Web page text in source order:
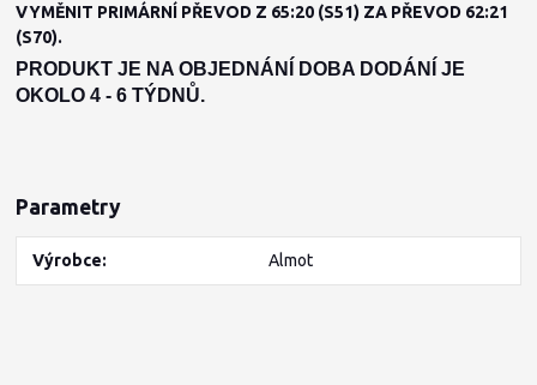
VYMĚNIT PRIMÁRNÍ PŘEVOD Z 65:20 (S51) ZA PŘEVOD 62:21
(S70).
PRODUKT JE NA OBJEDNÁNÍ DOBA DODÁNÍ JE
OKOLO 4 - 6 TÝDNŮ.
Parametry
Výrobce Almot